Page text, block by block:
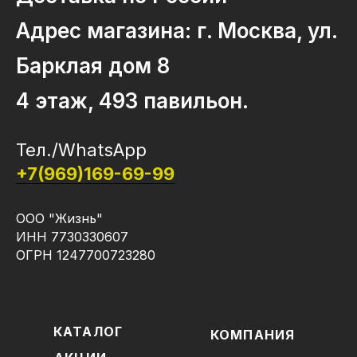
Адрес магазина: г. Москва, ул.
Барклая дом 8
4 этаж, 493 павильон.
Тел./WhatsApp
+7(969)169-69-99
ООО "Жизнь"
ИНН 7730330607
ОГРН 1247700723280
КАТАЛОГ
КОМПАНИЯ